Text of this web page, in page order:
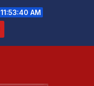
11:53:40 AM